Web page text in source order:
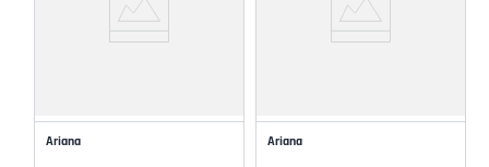
Ariana Ariana